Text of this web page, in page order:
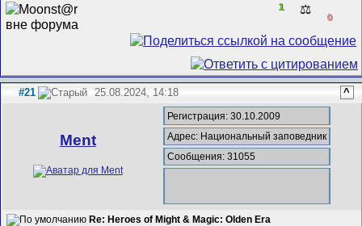
1 ⚖️
0
#21 25.08.2024, 14:18 ^
Ment
Регистрация: 30.10.2009
Адрес: Национальный заповедник
Сообщения: 31055
Re: Heroes of Might & Magic: Olden Era